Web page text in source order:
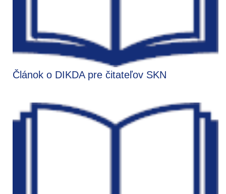
Článok o DIKDA pre čitateľov SKN